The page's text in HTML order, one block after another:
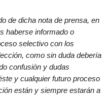
de dicha nota de prensa, en
haberse informado o
selectivo con los
como sin duda debería
confusión y dudas
y cualquier futuro proceso
están y siempre estarán a